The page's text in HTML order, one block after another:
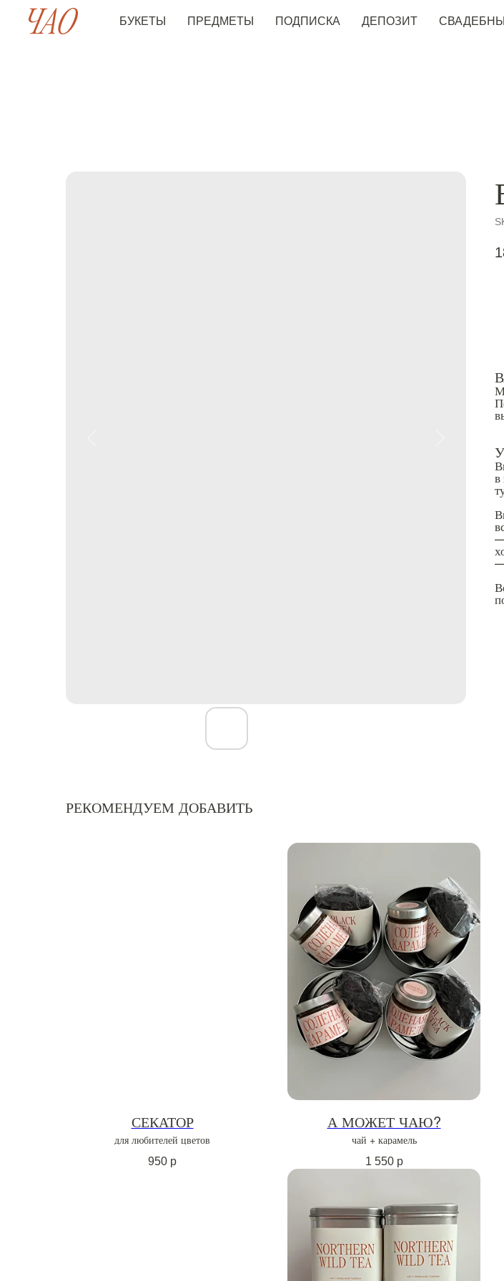
БУКЕТЫ ПРЕДМЕТЫ ПОДПИСКА ДЕПОЗИТ
в
—
—
РЕКОМЕНДУЕМ ДОБАВИТЬ
СЕКАТОР
для любителей цветов
950 р
А МОЖЕТ ЧАЮ?
чай + карамель
1 550 р